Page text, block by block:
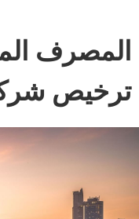
المصرف
ترخيص